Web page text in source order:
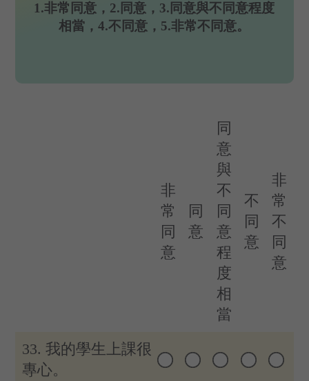
1.非常同意，2.同意，3.同意與不同意程度
相當，4.不同意，5.非常不同意。
非
常
同
意
同
意
同
意
與
不
同
意
程
度
相
當
不
同
意
非
常
不
同
意
33. 我的學生上課很
專心。